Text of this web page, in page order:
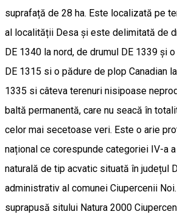
suprafață de 28 ha. Este localizată pe
al localității Desa și este delimitată de
DE 1340 la nord, de drumul DE 1339 și
DE 1315 si o pădure de plop Canadian
1335 si câteva terenuri nisipoase
baltă permanentă, care nu seacă în
celor mai secetoase veri. Este o arie
național ce corespunde categoriei IV-a
naturală de tip acvatic situată în județul
administrativ al comunei Ciupercenii
suprapusă sitului Natura 2000